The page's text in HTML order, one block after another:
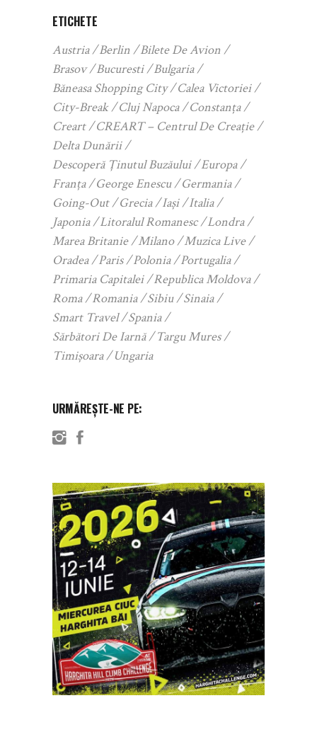
ETICHETE
Austria Berlin
Bilete De Avion
Brasov
Bucuresti
Bulgaria
Băneasa Shopping City
Calea Victoriei
City-Break
Cluj Napoca
Constanța
Creart
CREART – Centrul De Creație
Delta Dunării
Descoperă Ținutul Buzăului
Europa
Franța
George Enescu
Germania
Going-Out
Grecia Iași
Italia
Japonia
Litoralul Romanesc
Londra
Marea Britanie
Milano
Muzica Live
Oradea
Paris Polonia
Portugalia
Primaria Capitalei
Republica Moldova
Roma
Romania Sibiu
Sinaia
Smart Travel
Spania
Sărbători De Iarnă
Targu Mures
Timișoara
Ungaria
URMĂREȘTE-NE PE: